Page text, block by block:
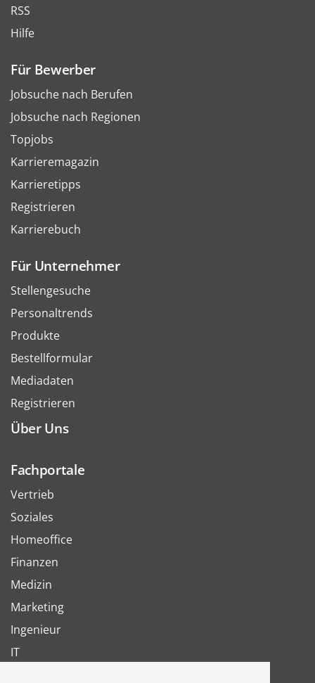
RSS
Hilfe
Für Bewerber
Jobsuche nach Berufen
Jobsuche nach Regionen
Topjobs
Karrieremagazin
Karrieretipps
Registrieren
Karrierebuch
Für Unternehmer
Stellengesuche
Personaltrends
Produkte
Bestellformular
Mediadaten
Registrieren
Über Uns
Fachportale
Vertrieb
Soziales
Homeoffice
Finanzen
Medizin
Marketing
Ingenieur
IT